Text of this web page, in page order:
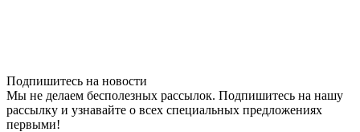
Подпишитесь на новости
Мы не делаем бесполезных рассылок. Подпишитесь на нашу
рассылку и узнавайте о всех специальных предложениях
первыми!